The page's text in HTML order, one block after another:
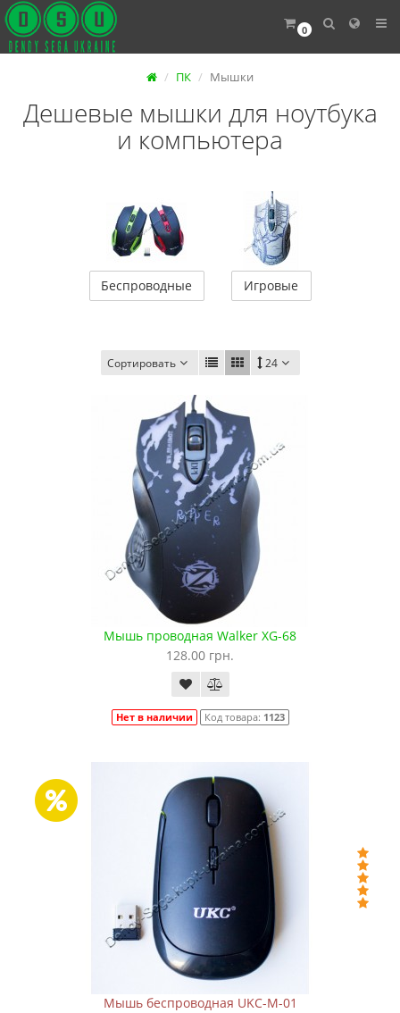
0
ПК Мышки
Дешевые мышки для ноутбука
и компьютера
Беспроводные Игровые
Сортировать 24
Мышь проводная Walker XG-68
128.00 грн.
Нет в наличии Код товара: 1123
Мышь беспроводная UKC-M-01